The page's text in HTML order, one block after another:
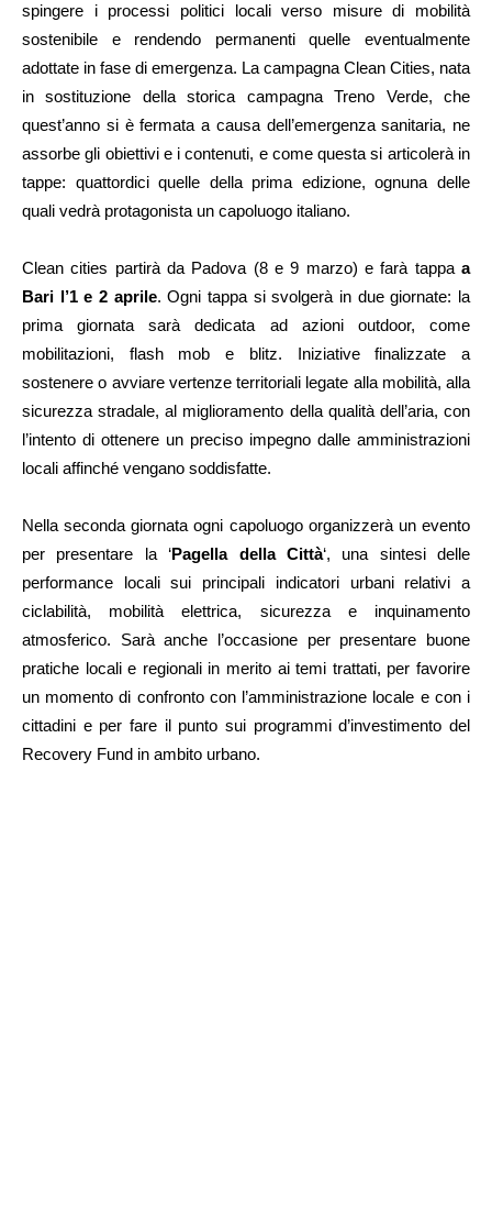
spingere i processi politici locali verso misure di mobilità
sostenibile e rendendo permanenti quelle eventualmente
adottate in fase di emergenza. La campagna Clean Cities, nata
in sostituzione della storica campagna Treno Verde, che
quest’anno si è fermata a causa dell’emergenza sanitaria, ne
assorbe gli obiettivi e i contenuti, e come questa si articolerà in
tappe: quattordici quelle della prima edizione, ognuna delle
quali vedrà protagonista un capoluogo italiano.
Clean cities partirà da Padova (8 e 9 marzo) e farà tappa a
Bari l’1 e 2 aprile. Ogni tappa si svolgerà in due giornate: la
prima giornata sarà dedicata ad azioni outdoor, come
mobilitazioni, flash mob e blitz. Iniziative finalizzate a
sostenere o avviare vertenze territoriali legate alla mobilità, alla
sicurezza stradale, al miglioramento della qualità dell’aria, con
l’intento di ottenere un preciso impegno dalle amministrazioni
locali affinché vengano soddisfatte.
Nella seconda giornata ogni capoluogo organizzerà un evento
per presentare la ‘Pagella della Città‘, una sintesi delle
performance locali sui principali indicatori urbani relativi a
ciclabilità, mobilità elettrica, sicurezza e inquinamento
atmosferico. Sarà anche l’occasione per presentare buone
pratiche locali e regionali in merito ai temi trattati, per favorire
un momento di confronto con l’amministrazione locale e con i
cittadini e per fare il punto sui programmi d’investimento del
Recovery Fund in ambito urbano.